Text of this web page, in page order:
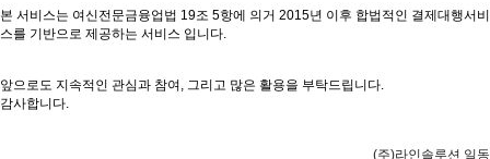
본 서비스는 여신전문금융업법 19조 5항에 의거 2015년 이후 합법적인 결제대행서비
스를 기반으로 제공하는 서비스 입니다.
앞으로도 지속적인 관심과 참여, 그리고 많은 활용을 부탁드립니다.
감사합니다.
(주)라인솔루션 일동